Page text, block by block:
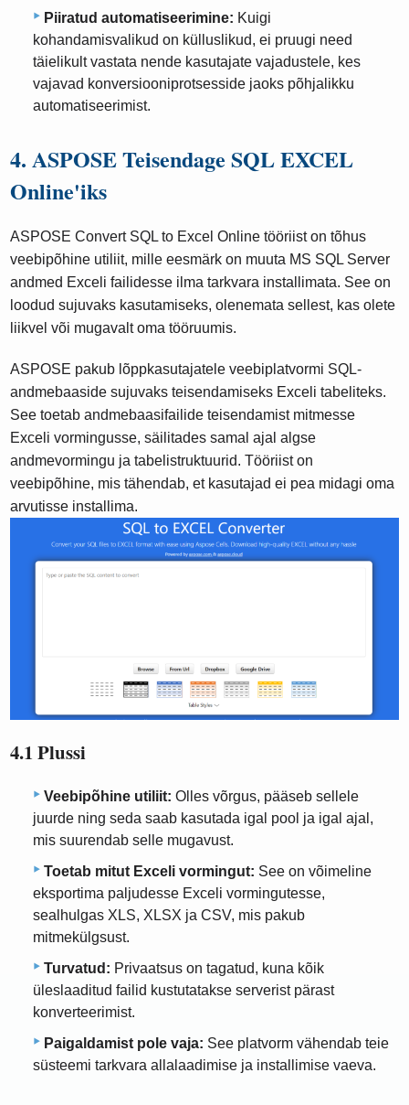
Piiratud automatiseerimine: Kuigi
kohandamisvalikud on külluslikud, ei pruugi need
täielikult vastata nende kasutajate vajadustele, kes
vajavad konversiooniprotsesside jaoks põhjalikku
automatiseerimist.
4. ASPOSE Teisendage SQL EXCEL
Online'iks
ASPOSE Convert SQL to Excel Online tööriist on tõhus
veebipõhine utiliit, mille eesmärk on muuta MS SQL Server
andmed Exceli failidesse ilma tarkvara installimata. See on
loodud sujuvaks kasutamiseks, olenemata sellest, kas olete
liikvel või mugavalt oma tööruumis.
ASPOSE pakub lõppkasutajatele veebiplatvormi SQL-
andmebaaside sujuvaks teisendamiseks Exceli tabeliteks.
See toetab andmebaasifailide teisendamist mitmesse
Exceli vormingusse, säilitades samal ajal algse
andmevormingu ja tabelistruktuurid. Tööriist on
veebipõhine, mis tähendab, et kasutajad ei pea midagi oma
arvutisse installima.
4.1 Plussi
Veebipõhine utiliit: Olles võrgus, pääseb sellele
juurde ning seda saab kasutada igal pool ja igal ajal,
mis suurendab selle mugavust.
Toetab mitut Exceli vormingut: See on võimeline
eksportima paljudesse Exceli vormingutesse,
sealhulgas XLS, XLSX ja CSV, mis pakub
mitmekülgsust.
Turvatud: Privaatsus on tagatud, kuna kõik
üleslaaditud failid kustutatakse serverist pärast
konverteerimist.
Paigaldamist pole vaja: See platvorm vähendab teie
süsteemi tarkvara allalaadimise ja installimise vaeva.